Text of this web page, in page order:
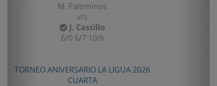
M. Palominos
v/s
J. Castillo
6/0 6/7 10/6
TORNEO ANIVERSARIO LA LIGUA 2026
CUARTA